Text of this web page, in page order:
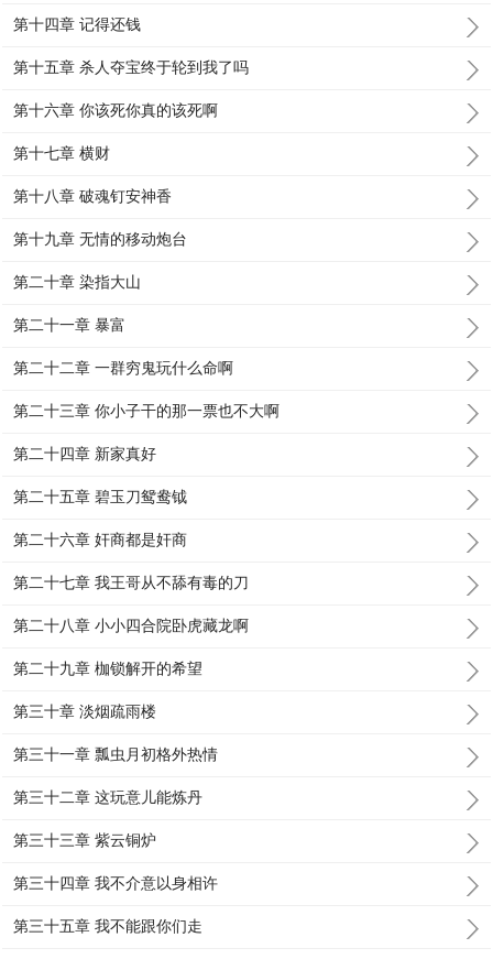
第十四章 记得还钱
第十五章 杀人夺宝终于轮到我了吗
第十六章 你该死你真的该死啊
第十七章 横财
第十八章 破魂钉安神香
第十九章 无情的移动炮台
第二十章 染指大山
第二十一章 暴富
第二十二章 一群穷鬼玩什么命啊
第二十三章 你小子干的那一票也不大啊
第二十四章 新家真好
第二十五章 碧玉刀鸳鸯钺
第二十六章 奸商都是奸商
第二十七章 我王哥从不舔有毒的刀
第二十八章 小小四合院卧虎藏龙啊
第二十九章 枷锁解开的希望
第三十章 淡烟疏雨楼
第三十一章 瓢虫月初格外热情
第三十二章 这玩意儿能炼丹
第三十三章 紫云铜炉
第三十四章 我不介意以身相许
第三十五章 我不能跟你们走